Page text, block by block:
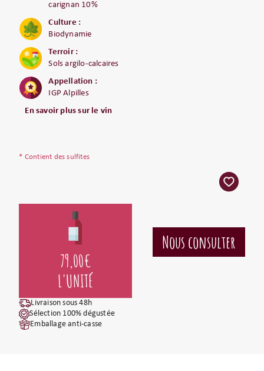
carignan 10%
Culture :
Biodynamie
Terroir :
Sols argilo-calcaires
Appellation :
IGP Alpilles
En savoir plus sur le vin
* Contient des sulfites
79,00€
L'UNITÉ
Livraison sous 48h
Sélection 100% dégustée
Emballage anti-casse